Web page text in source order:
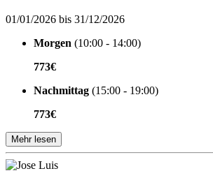
01/01/2026 bis 31/12/2026
Morgen (10:00 - 14:00)
773€
Nachmittag (15:00 - 19:00)
773€
Mehr lesen
Veranstaltet von